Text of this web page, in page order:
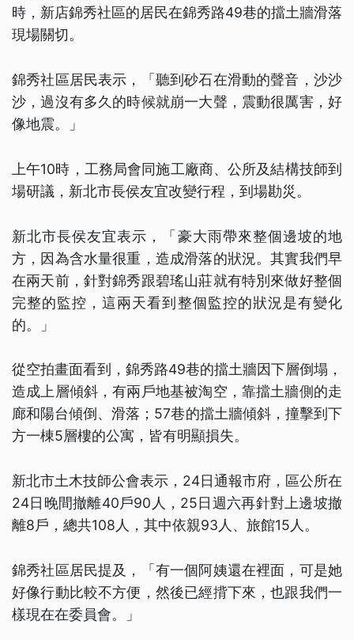
時，新店錦秀社區的居民在錦秀路49巷的擋土牆滑落
現場關切。
錦秀社區居民表示，「聽到砂石在滑動的聲音，沙沙
沙，過沒有多久的時候就崩一大聲，震動很厲害，好
像地震。」
上午10時，工務局會同施工廠商、公所及結構技師到
場研議，新北市長侯友宜改變行程，到場勘災。
新北市長侯友宜表示，「豪大雨帶來整個邊坡的地
方，因為含水量很重，造成滑落的狀況。其實我們早
在兩天前，針對錦秀跟碧瑤山莊就有特別來做好整個
完整的監控，這兩天看到整個監控的狀況是有變化
的。」
從空拍畫面看到，錦秀路49巷的擋土牆因下層倒塌，
造成上層傾斜，有兩戶地基被淘空，靠擋土牆側的走
廊和陽台傾倒、滑落；57巷的擋土牆傾斜，撞擊到下
方一棟5層樓的公寓，皆有明顯損失。
新北市土木技師公會表示，24日通報市府，區公所在
24日晚間撤離40戶90人，25日週六再針對上邊坡撤
離8戶，總共108人，其中依親93人、旅館15人。
錦秀社區居民提及，「有一個阿姨還在裡面，可是她
好像行動比較不方便，然後已經揹下來，也跟我們一
樣現在在委員會。」